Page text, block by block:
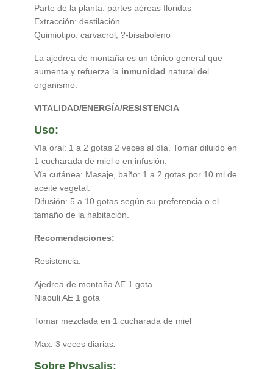
Parte de la planta: partes aéreas floridas
Extracción: destilación
Quimiotipo: carvacrol, ?-bisaboleno
La ajedrea de montaña es un tónico general que
aumenta y refuerza la inmunidad natural del
organismo.
VITALIDAD/ENERGÍA/RESISTENCIA
Uso:
Vía oral: 1 a 2 gotas 2 veces al día. Tomar diluido en
1 cucharada de miel o en infusión.
Vía cutánea: Masaje, baño: 1 a 2 gotas por 10 ml de
aceite vegetal.
Difusión: 5 a 10 gotas según su preferencia o el
tamaño de la habitación.
Recomendaciones:
Resistencia:
Ajedrea de montaña AE 1 gota
Niaouli AE 1 gota
Tomar mezclada en 1 cucharada de miel
Max. 3 veces diarias
Sobre Physalis: